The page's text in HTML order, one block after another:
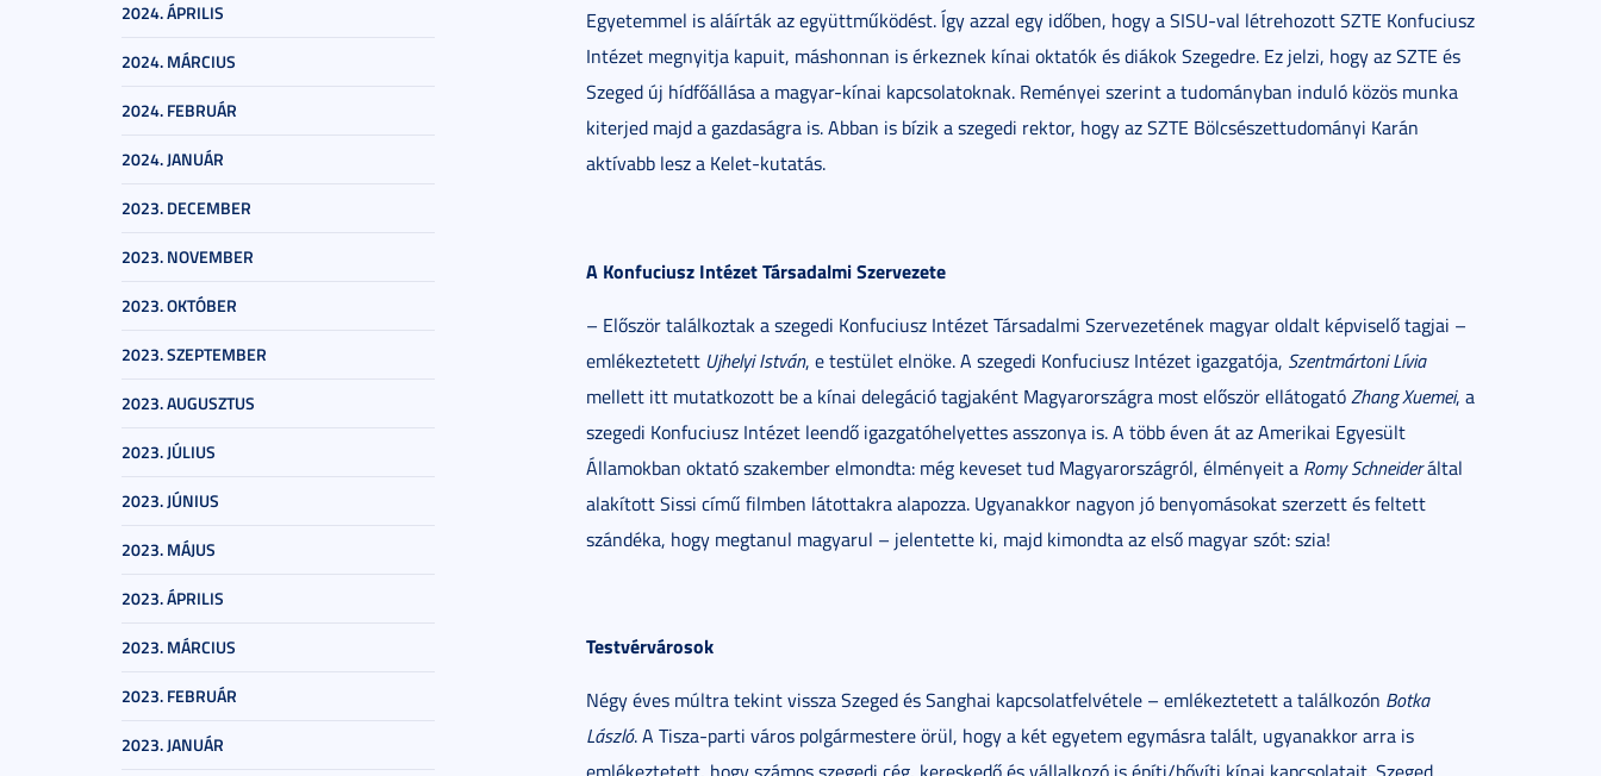
2024. ÁPRILIS
2024. MÁRCIUS
2024. FEBRUÁR
2024. JANUÁR
2023. DECEMBER
2023. NOVEMBER
2023. OKTÓBER
2023. SZEPTEMBER
2023. AUGUSZTUS
2023. JÚLIUS
2023. JÚNIUS
2023. MÁJUS
2023. ÁPRILIS
2023. MÁRCIUS
2023. FEBRUÁR
2023. JANUÁR
Egyetemmel is aláírták az együttműködést. Így azzal egy időben, hogy a SISU-val létrehozott SZTE Konfuciusz
Intézet megnyitja kapuit, máshonnan is érkeznek kínai oktatók és diákok Szegedre. Ez jelzi, hogy az SZTE és
Szeged új hídfőállása a magyar-kínai kapcsolatoknak. Reményei szerint a tudományban induló közös munka
kiterjed majd a gazdaságra is. Abban is bízik a szegedi rektor, hogy az SZTE Bölcsészettudományi Karán
aktívabb lesz a Kelet-kutatás.
A Konfuciusz Intézet Társadalmi Szervezete
– Először találkoztak a szegedi Konfuciusz Intézet Társadalmi Szervezetének magyar oldalt képviselő tagjai –
emlékeztetett Ujhelyi István, e testület elnöke. A szegedi Konfuciusz Intézet igazgatója, Szentmártoni Lívia
mellett itt mutatkozott be a kínai delegáció tagjaként Magyarországra most először ellátogatóZhang Xuemei, a
szegedi Konfuciusz Intézet leendő igazgatóhelyettes asszonya is. A több éven át az Amerikai Egyesült
Államokban oktató szakember elmondta: még keveset tud Magyarországról, élményeit a Romy Schneideráltal
alakított Sissi című filmben látottakra alapozza. Ugyanakkor nagyon jó benyomásokat szerzett és feltett
szándéka, hogy megtanul magyarul – jelentette ki, majd kimondta az első magyar szót: szia!
Testvérvárosok
Négy éves múltra tekint vissza Szeged és Sanghai kapcsolatfelvétele – emlékeztetett a találkozón Botka
László. A Tisza-parti város polgármestere örül, hogy a két egyetem egymásra talált, ugyanakkor arra is